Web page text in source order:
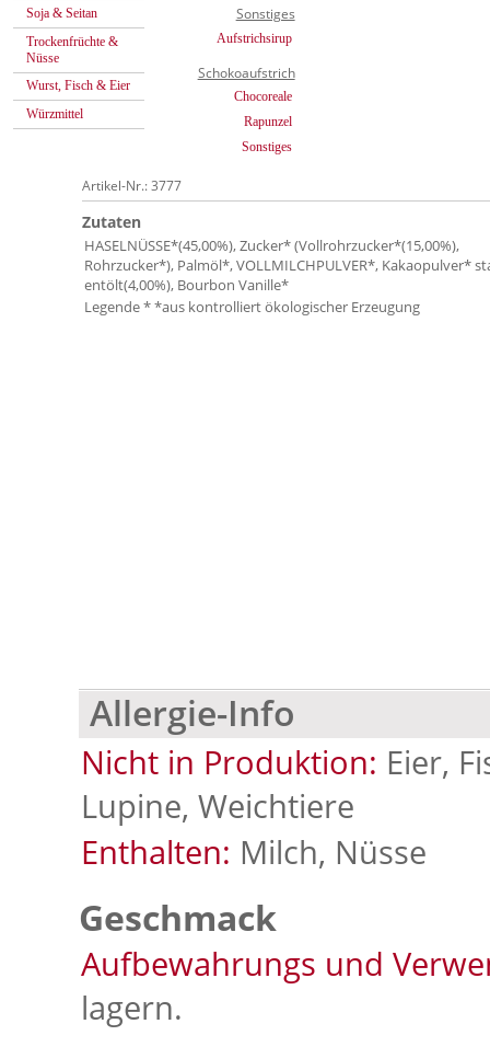
Soja & Seitan
Trockenfrüchte &
Nüsse
Wurst, Fisch & Eier
Würzmittel
Sonstiges
Aufstrichsirup
Schokoaufstrich
Chocoreale
Rapunzel
Sonstiges
Artikel-Nr.: 3777
Zutaten
HASELNÜSSE*(45,00%), Zucker* (Vollrohrzucker*(15,00%),
Rohrzucker*), Palmöl*, VOLLMILCHPULVER*, Kakaopulver*
entölt(4,00%), Bourbon Vanille*
Legende * *aus kontrolliert ökologischer Erzeugung
Allergie-Info
Nicht in Produktion: Eier,
Lupine, Weichtiere
Enthalten: Milch, Nüsse
Geschmack
Aufbewahrungs und
lagern.